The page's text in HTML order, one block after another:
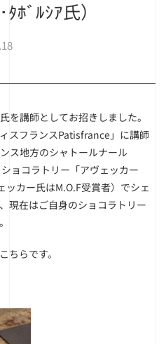
ﾎﾞﾙｼｱ氏）
を講師としてお招きしました。
スフランスPatisfrance」に講師
ス地方のシャトールナール
ョコラトリー「アヴェッカー
カー氏はM.O.F受賞者）でシェ
現在はご自身のショコラトリー
ちらです。